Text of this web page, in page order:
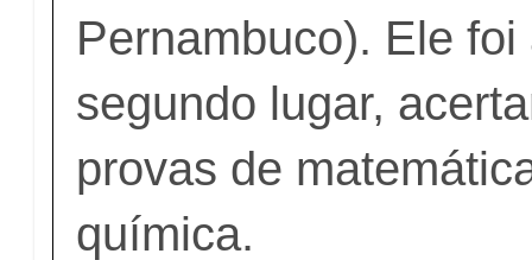
Pernambuco). Ele
segundo lugar,
provas de
química.